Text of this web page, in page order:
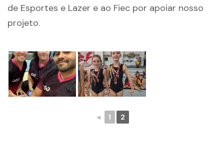
de Esportes e Lazer e ao Fiec por apoiar nosso
projeto.
◄ 1 2